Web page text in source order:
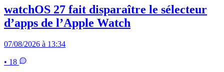
watchOS 27 fait disparaître le sélecteur
d’apps de l’Apple Watch
07/08/2026 à 13:34
• 18